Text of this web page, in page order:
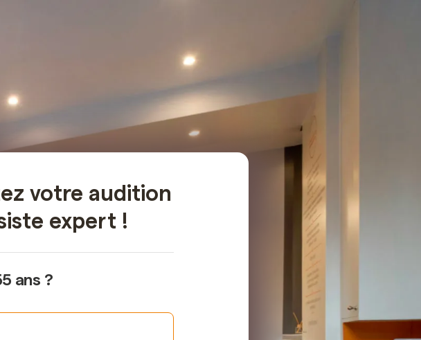
votre audition
expert !
ans ?